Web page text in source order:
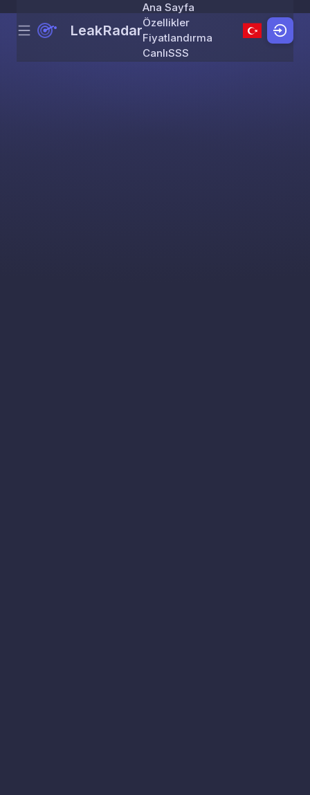
Skip to content
Menu LeakRadar
Ana Sayfa
Özellikler
Fiyatlandırma
CanlıSSS